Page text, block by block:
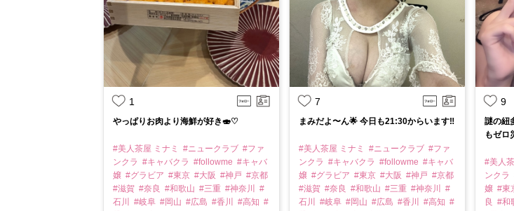
1
やっぱりお肉より海鮮が好き🍣♡
#美人茶屋 ミナミ #ニュークラブ #ファ
ンクラ #キャバクラ #followme #キャバ
嬢 #グラビア #東京 #大阪 #神戸 #京都
#滋賀 #奈良 #和歌山 #三重 #神奈川
#
石川
#岐阜 #岡山 #広島 #香川 #高知 #
7
まみだよ〜ん🌟 今日も21:30からいます‼️
#美人茶屋 ミナミ #ニュークラブ #ファ
ンクラ #キャバクラ #followme #キャバ
嬢 #グラビア #東京 #大阪 #神戸 #京都
#滋賀 #奈良 #和歌山 #三重 #神奈川
#
石川
#岐阜 #岡山 #広島 #香川 #高知 #
9
謎の紐
もゼロ
#美人
ンクラ
嬢 #東
良 #和